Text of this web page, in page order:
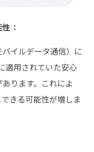
：
イルデータ通信）に
適用されていた安心
ります。これによ
きる可能性が増しま